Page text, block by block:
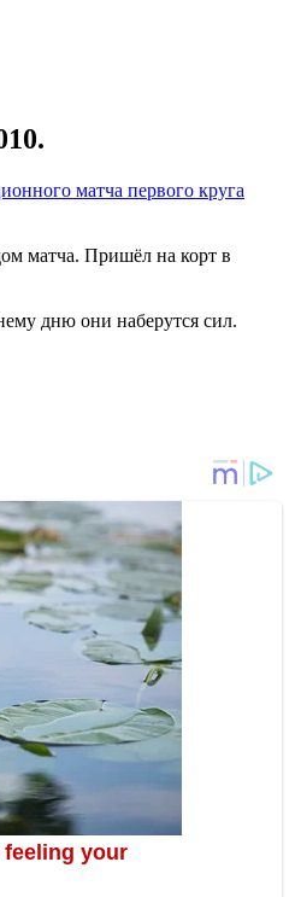
матча первого круга
матча. Пришёл на корт в
дню они наберутся сил.